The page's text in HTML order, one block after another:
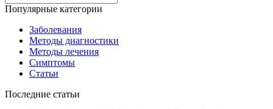
Популярные категории
Заболевания
Методы диагностики
Методы лечения
Симптомы
Статьи
Последние статьи